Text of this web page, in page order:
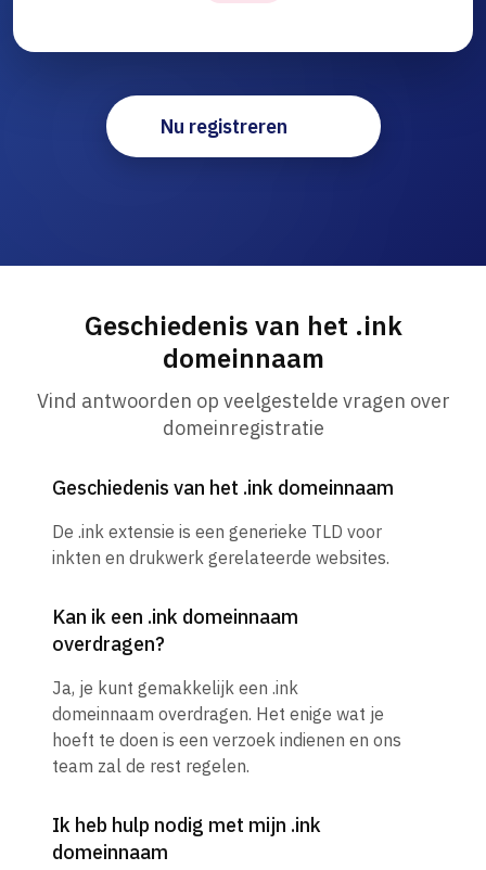
Nu registreren
Geschiedenis van het .ink
domeinnaam
Vind antwoorden op veelgestelde vragen over
domeinregistratie
Geschiedenis van het .ink domeinnaam
De .ink extensie is een generieke TLD voor
inkten en drukwerk gerelateerde websites.
Kan ik een .ink domeinnaam
overdragen?
Ja, je kunt gemakkelijk een .ink
domeinnaam overdragen. Het enige wat je
hoeft te doen is een verzoek indienen en ons
team zal de rest regelen.
Ik heb hulp nodig met mijn .ink
domeinnaam